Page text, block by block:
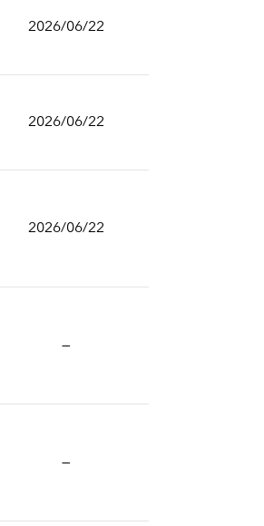
2026/06/22
2026/06/22
2026/06/22
—
—